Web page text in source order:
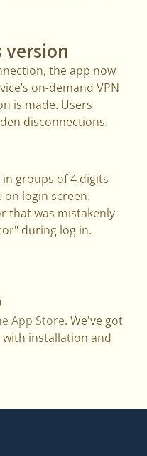
version
the app now
on-demand VPN
is made. Users
disconnections.
groups of 4 digits
on login screen.
that was mistakenly
during log in.
App Store. We've got
with installation and